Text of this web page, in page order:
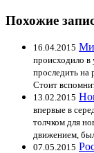
Похожие
16.04.2015
происходило
проследить на
Стоит
13.02.2015
впервые в
толчком для
движением,
07.05.2015